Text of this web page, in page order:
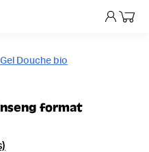
Mon
Gel Douche bio
format